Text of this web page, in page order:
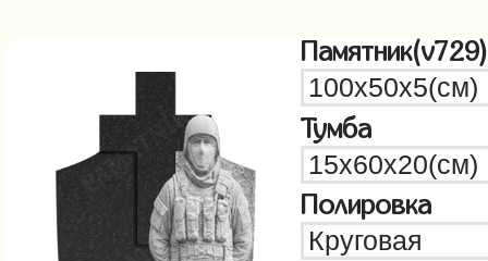
Памятник(v729)
Тумба
Полировка